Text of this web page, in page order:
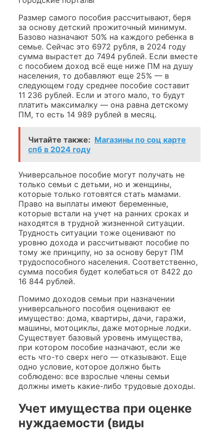
Размер самого пособия рассчитывают, беря
за основу детский прожиточный минимум.
Базово назначают 50% на каждого ребенка в
семье. Сейчас это 6972 рубля, в 2024 году
сумма вырастет до 7494 рублей. Если вместе
с пособием доход всё еще ниже ПМ на душу
населения, то добавляют еще 25% — в
следующем году среднее пособие составит
11 236 рублей. Если и этого мало, то будут
платить максималку — она равна детскому
ПМ, то есть 14 989 рублей в месяц.
Читайте также: Магазины по соц карте
спб в 2024 году
Универсальное пособие могут получать не
только семьи с детьми, но и женщины,
которые только готовятся стать мамами.
Право на выплаты имеют беременные,
которые встали на учет на ранних сроках и
находятся в трудной жизненной ситуации.
Трудность ситуации тоже оценивают по
уровню дохода и рассчитывают пособие по
тому же принципу, но за основу берут ПМ
трудоспособного населения. Соответственно,
сумма пособия будет колебаться от 8422 до
16 844 рублей.
Помимо доходов семьи при назначении
универсального пособия оценивают ее
имущество: дома, квартиры, дачи, гаражи,
машины, мотоциклы, даже моторные лодки.
Существует базовый уровень имущества,
при котором пособие назначают, если же
есть что-то сверх него — отказывают. Еще
одно условие, которое должно быть
соблюдено: все взрослые члены семьи
должны иметь какие-либо трудовые доходы.
Учет имущества при оценке
нуждаемости (виды